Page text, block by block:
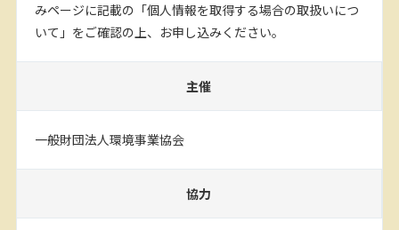
みページに記載の「個人情報を取得する場合の取扱いにつ
いて」をご確認の上、お申し込みください。
主催
一般財団法人環境事業協会
協力